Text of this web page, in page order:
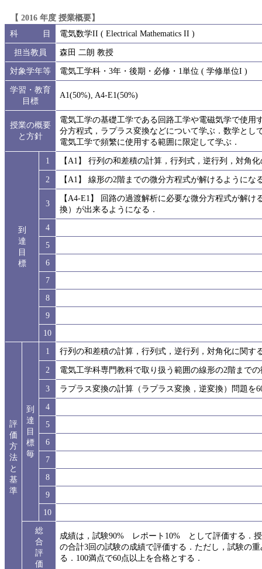
【 2016 年度 授業概要】
科 目
電気数学II ( Electrical Mathematics II )
担当教員
森田 二朗 教授
対象学年等
電気工学科・3年・後期・必修・1単位 ( 学修単位I )
学習・教育
目標
A1(50%), A4-E1(50%)
授業の概要
と方針
電気工学の基礎工学である回路工学や電磁気学で使
分方程式，ラプラス変換などについて学ぶ．数学と
電気工学で頻繁に使用する範囲に限定して学ぶ．
到
達
目
標
1
【A1】 行列の和差積の計算，行列式，逆行列，対角
2
【A1】 線形の2階までの微分方程式が解けるようにな
3
【A4-E1】 回路の過渡解析に必要な微分方程式が解
換）が出来るようになる．
4
5
6
7
8
9
10
評
価
方
法
と
基
準
到
達
目
標
毎
1
行列の和差積の計算，行列式，逆行列，対角化に関す
2
電気工学科専門教科で取り扱う範囲の線形の2階まで
3
ラプラス変換の計算（ラプラス変換，逆変換）問題を
4
5
6
7
8
9
10
総
合
評
価
成績は，試験90% レポート10% として評価する．
の合計3回の試験の成績で評価する．ただし，試験の
る．100満点で60点以上を合格とする．